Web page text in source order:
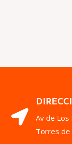
Av de Los
Torres de